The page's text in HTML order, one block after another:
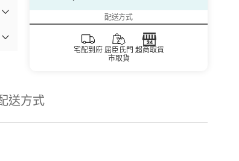
配送方式
宅配到府 屈臣氏門
市取貨
超商取貨
送方式